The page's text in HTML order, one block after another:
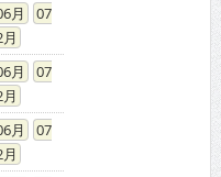
07
07
07